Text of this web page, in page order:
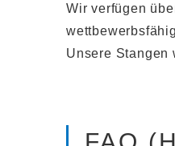
Wir verfügen
Unsere Stangen